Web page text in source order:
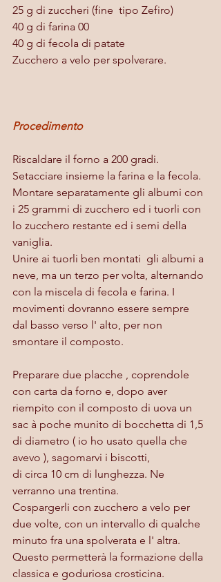
25 g di zuccheri (fine  tipo Zefiro)
40 g di farina 00
40 g di fecola di patate
Zucchero a velo per spolverare.
Procedimento
Riscaldare il forno a 200 gradi.
Setacciare insieme la farina e la fecola.
Montare separatamente gli albumi con
i 25 grammi di zucchero ed i tuorli con
lo zucchero restante ed i semi della
vaniglia.
Unire ai tuorli ben montati  gli albumi a
neve, ma un terzo per volta, alternando
con la miscela di fecola e farina. I
movimenti dovranno essere sempre
dal basso verso l' alto, per non
smontare il composto.
Preparare due placche , coprendole
con carta da forno e, dopo aver
riempito con il composto di uova un
sac à poche munito di bocchetta di 1,5
di diametro ( io ho usato quella che
avevo ), sagomarvi i biscotti,
di circa 10 cm di lunghezza. Ne
verranno una trentina.
Cospargerli con zucchero a velo per
due volte, con un intervallo di qualche
minuto fra una spolverata e l' altra.
Questo permetterà la formazione della
classica e goduriosa crosticina.